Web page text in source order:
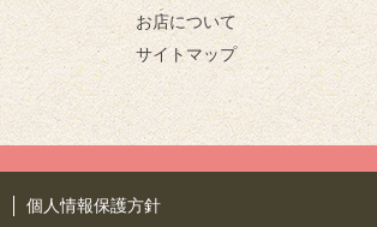
お店について
サイトマップ
個人情報保護方針